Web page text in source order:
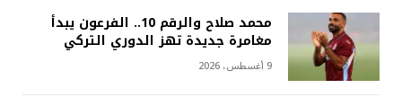
محمد صلاح والرقم 10.. الفرعون يبدأ
مغامرة جديدة تهز الدوري التركي
9 أغسطس، 2026